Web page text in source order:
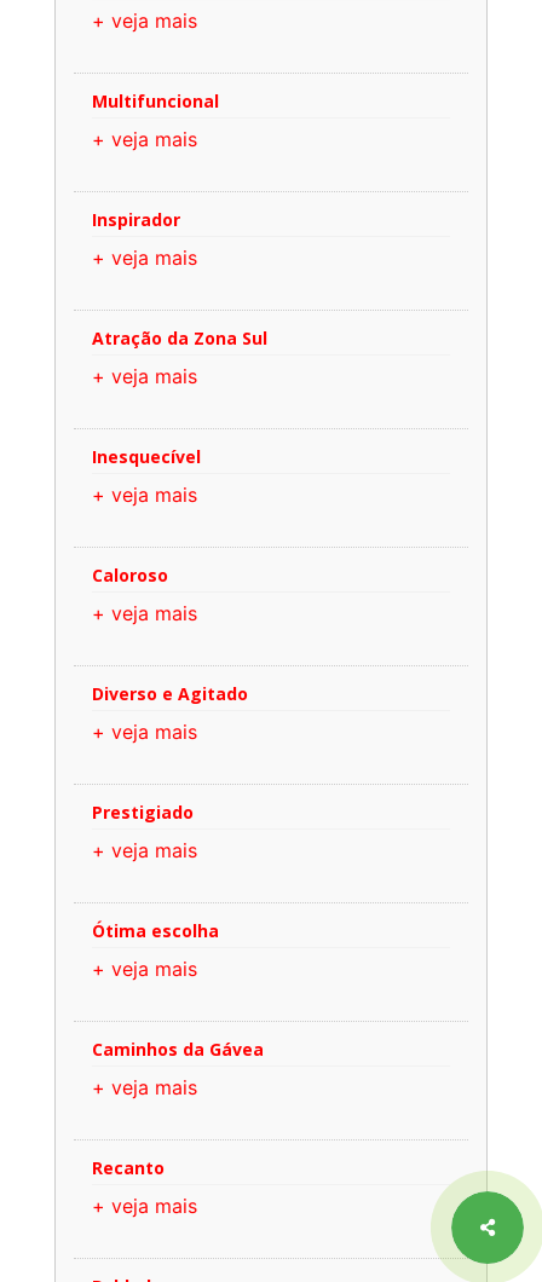
+ veja mais
Multifuncional
+ veja mais
Inspirador
+ veja mais
Atração da Zona Sul
+ veja mais
Inesquecível
+ veja mais
Caloroso
+ veja mais
Diverso e Agitado
+ veja mais
Prestigiado
+ veja mais
Ótima escolha
+ veja mais
Caminhos da Gávea
+ veja mais
Recanto
+ veja mais